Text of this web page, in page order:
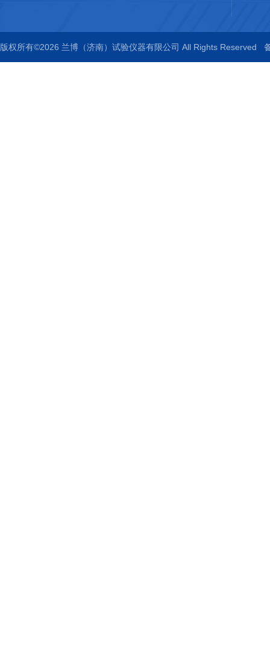
版权所有©2026 兰博（济南）试验仪器有限公司 All Rights Reserved